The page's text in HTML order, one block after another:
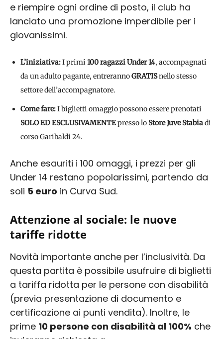
e riempire ogni ordine di posto, il club ha
lanciato una promozione imperdibile per i
giovanissimi.
L’iniziativa:I primi100 ragazzi Under 14, accompagnati
da un adulto pagante, entrerannoGRATISnello stesso
settore dell’accompagnatore.
Come fare:I biglietti omaggio possono essere prenotati
SOLO ED ESCLUSIVAMENTEpresso lo Store Juve Stabiadi
corso Garibaldi 24.
Anche esauriti i 100 omaggi, i prezzi per gli
Under 14 restano popolarissimi, partendo da
soli 5 euro in Curva Sud.
Attenzione al sociale: le nuove
tariffe ridotte
Novità importante anche per l’inclusività. Da
questa partita è possibile usufruire di biglietti
a tariffa ridotta per le persone con disabilità
(previa presentazione di documento e
certificazione ai punti vendita). Inoltre, le
prime 10 persone con disabilità al 100% che